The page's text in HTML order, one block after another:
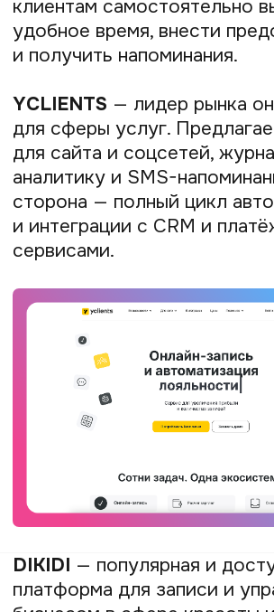
Создание сайтов и контента
мощный инструмент для презентации
услуг и привлечения клиентов.
Современные конструкторы позволяют
быстро создать стильный сайт без
навыков программирования. А сервисы
для мини-лендингов помогают
оформлять продажи прямо из соцсетей.
конструктор сайтов для создания
сторона — библиотека готовых блоков,
современный дизайн и адаптивность под
— недорогой сервис отличается
интуитивным интерфейсом
и возможностью собрать сайт-визитку
или небольшой интернет-магазин
Taplink и Prodamus. Linkrr
— сервисы
для мини-лендингов и управления
продажами через соцсети. Удобны для
тех, кто принимает заказы прямо